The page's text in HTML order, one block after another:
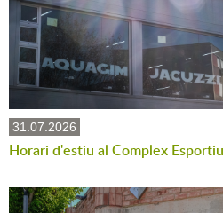
31.07.2026
Horari d'estiu al Complex